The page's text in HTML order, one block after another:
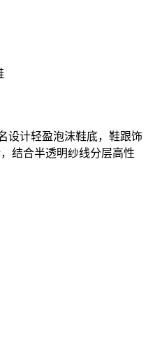
设计轻盈泡沫鞋底，鞋跟饰
结合半透明纱线分层高性